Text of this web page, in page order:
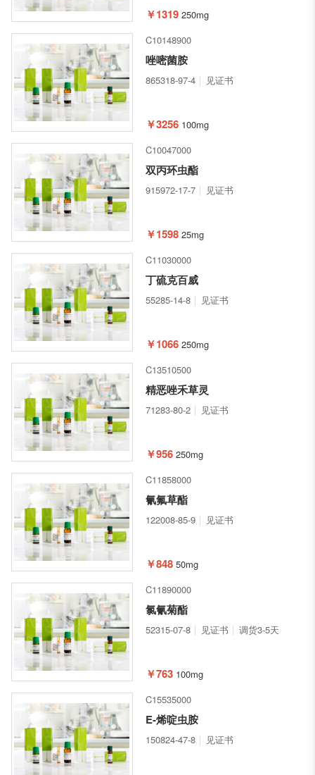
￥1319 250mg
C10148900
唑嘧菌胺
865318-97-4 见证书
￥3256 100mg
C10047000
双丙环虫酯
915972-17-7 见证书
￥1598 25mg
C11030000
丁硫克百威
55285-14-8 见证书
￥1066 250mg
C13510500
精恶唑禾草灵
71283-80-2 见证书
￥956 250mg
C11858000
氰氟草酯
122008-85-9 见证书
￥848 50mg
C11890000
氯氰菊酯
52315-07-8 见证书 调货3-5天
￥763 100mg
C15535000
E-烯啶虫胺
150824-47-8 见证书